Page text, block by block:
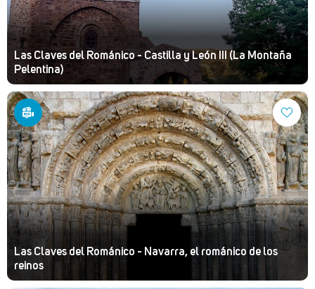
Las Claves del Románico - Castilla y León III (La Montaña
Pelentina)
Las Claves del Románico - Navarra, el románico de los
reinos